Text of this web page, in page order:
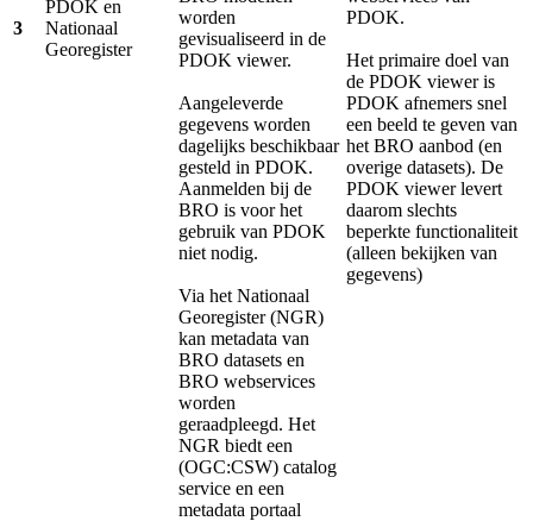
3
PDOK en
Nationaal
Georegister
worden
gevisualiseerd in de
PDOK viewer.
Aangeleverde
gegevens worden
dagelijks beschikbaar
gesteld in PDOK.
Aanmelden bij de
BRO is voor het
gebruik van PDOK
niet nodig.
Via het Nationaal
Georegister (NGR)
kan metadata van
BRO datasets en
BRO webservices
worden
geraadpleegd. Het
NGR biedt een
(OGC:CSW) catalog
service en een
metadata portaal
PDOK.
Het primaire doel van
de PDOK viewer is
PDOK afnemers snel
een beeld te geven van
het BRO aanbod (en
overige datasets). De
PDOK viewer levert
daarom slechts
beperkte functionaliteit
(alleen bekijken van
gegevens)